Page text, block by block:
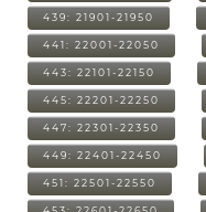
439: 21901-21950
441: 22001-22050
443: 22101-22150
445: 22201-22250
447: 22301-22350
449: 22401-22450
451: 22501-22550